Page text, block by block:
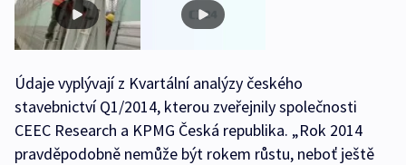
Údaje vyplývají z Kvartální analýzy českého
stavebnictví Q1/2014, kterou zveřejnily společnosti
CEEC Research a KPMG Česká republika. „Rok 2014
pravděpodobně nemůže být rokem růstu, neboť ještě